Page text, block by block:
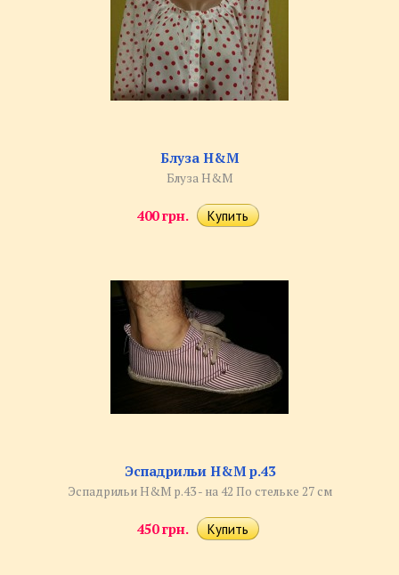
Блуза H&M
Блуза H&M
400 грн.
Эспадрильи H&M р.43
Эспадрильи H&M р.43 - на 42 По стельке 27 см
450 грн.